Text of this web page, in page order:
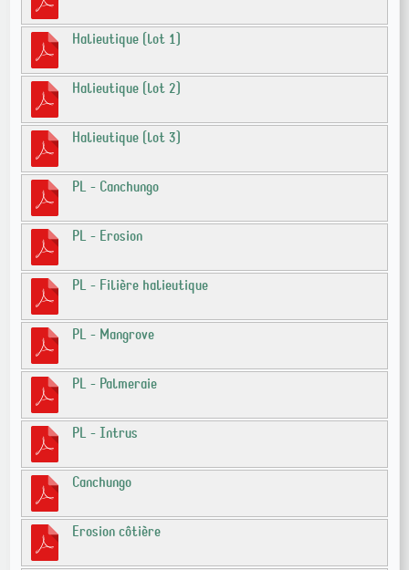
Halieutique (lot 1)
Halieutique (lot 2)
Halieutique (lot 3)
PL - Canchungo
PL - Erosion
PL - Filière halieutique
PL - Mangrove
PL - Palmeraie
PL - Intrus
Canchungo
Erosion côtière